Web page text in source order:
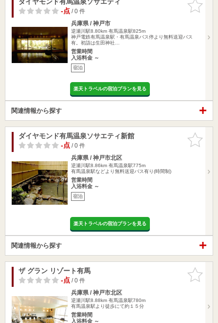
りに追加
-点/ 0 件
兵庫県 / 神戸市
逆瀬川駅8.80km 有馬温泉駅825m
神戸電鉄有馬温泉駅・有馬温泉バス停より無料送迎バス
有。初詣は生田神社…
営業時間
入浴料金 ～
宿泊
楽天トラベルの宿泊プランを見る
関連情報から探す
お気に入
りに追加
ダイヤモンド有馬温泉ソサエティ新館
-点/ 0 件
兵庫県 / 神戸市北区
逆瀬川駅8.86km 有馬温泉駅775m
有馬温泉駅などより無料送迎バス有り(時間制)
営業時間
入浴料金 ～
宿泊
楽天トラベルの宿泊プランを見る
関連情報から探す
お気に入
りに追加
ザ グラン リゾート有馬
-点/ 0 件
兵庫県 / 神戸市北区
逆瀬川駅8.88km 有馬温泉駅780m
有馬温泉駅より徒歩にて約１５分
営業時間
入浴料金 ～